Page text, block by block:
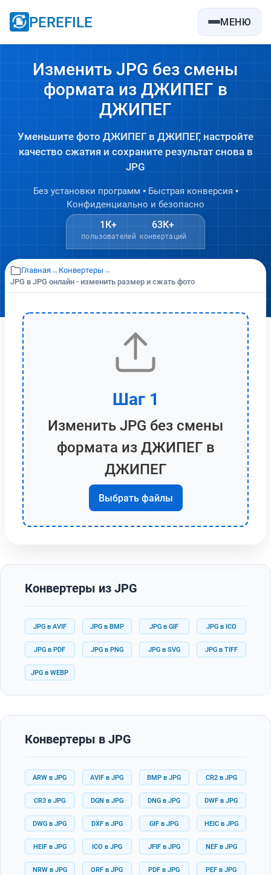
PEREFILE МЕНЮ
Изменить JPG без смены
формата из ДЖИПЕГ в
ДЖИПЕГ
Уменьшите фото ДЖИПЕГ в ДЖИПЕГ, настройте
качество сжатия и сохраните результат снова в
JPG
Без установки программ • Быстрая конверсия •
Конфиденциально и безопасно
1К+
пользователей
63К+
конвертаций
Главная→ Конвертеры→
JPG в JPG онлайн - изменить размер и сжать фото
Шаг 1
Изменить JPG без смены
формата из ДЖИПЕГ в
ДЖИПЕГ
Выбрать файлы
Конвертеры из JPG
JPG в AVIF JPG в BMP JPG в GIF JPG в ICO
JPG в PDF JPG в PNG JPG в SVG JPG в TIFF
JPG в WEBP
Конвертеры в JPG
ARW в JPG AVIF в JPG BMP в JPG CR2 в JPG
CR3 в JPG DGN в JPG DNG в JPG DWF в JPG
DWG в JPG DXF в JPG GIF в JPG HEIC в JPG
HEIF в JPG ICO в JPG JFIF в JPG NEF в JPG
NRW в JPG ORF в JPG PDF в JPG PEF в JPG